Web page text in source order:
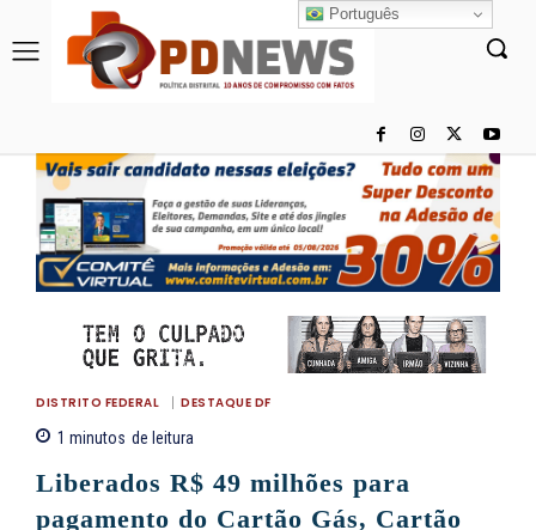
DISTRITO FEDERAL DESTAQUE DF
1 minutos de leitura
Liberados R$ 49 milhões para
pagamento do Cartão Gás, Cartão
Português